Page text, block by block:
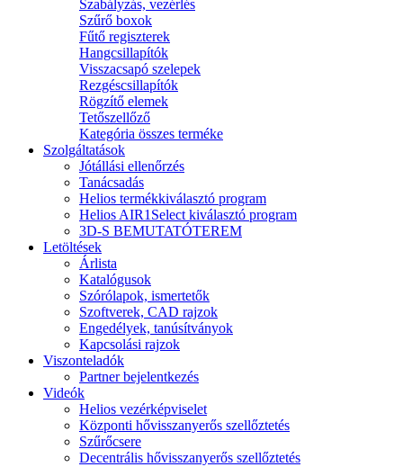
Szabályzás, vezérlés
Szűrő boxok
Fűtő regiszterek
Hangcsillapítók
Visszacsapó szelepek
Rezgéscsillapítók
Rögzítő elemek
Tetőszellőző
Kategória összes terméke
Szolgáltatások
Jótállási ellenőrzés
Tanácsadás
Helios termékkiválasztó program
Helios AIR1Select kiválasztó program
3D-S BEMUTATÓTEREM
Letöltések
Árlista
Katalógusok
Szórólapok, ismertetők
Szoftverek, CAD rajzok
Engedélyek, tanúsítványok
Kapcsolási rajzok
Viszonteladók
Partner bejelentkezés
Videók
Helios vezérképviselet
Központi hővisszanyerős szellőztetés
Szűrőcsere
Decentrális hővisszanyerős szellőztetés